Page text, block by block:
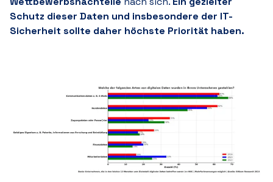
Schutz dieser Daten und insbesondere der IT-
Sicherheit sollte daher höchste Priorität haben.